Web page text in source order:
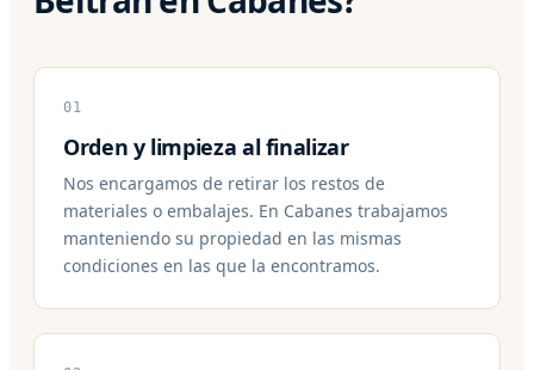
01
Orden y limpieza al finalizar
Nos encargamos de retirar los restos de
materiales o embalajes. En Cabanes trabajamos
manteniendo su propiedad en las mismas
condiciones en las que la encontramos.